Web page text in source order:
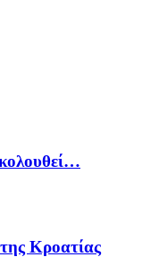
Κροατίας